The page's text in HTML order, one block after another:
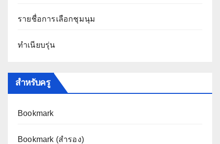
รายชื่อการเลือกชุมนุม
ทำเนียบรุ่น
สำหรับครู
Bookmark
Bookmark (สำรอง)